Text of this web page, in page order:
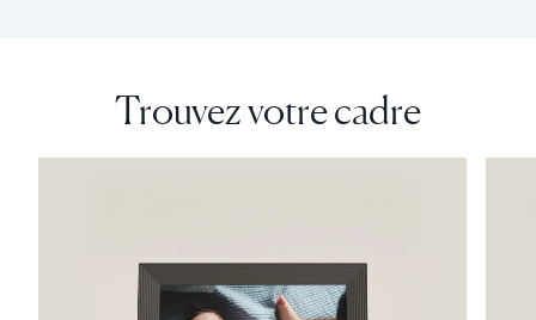
Trouvez votre cadre